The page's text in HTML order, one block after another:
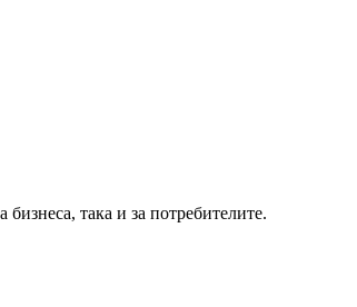
така и за потребителите.